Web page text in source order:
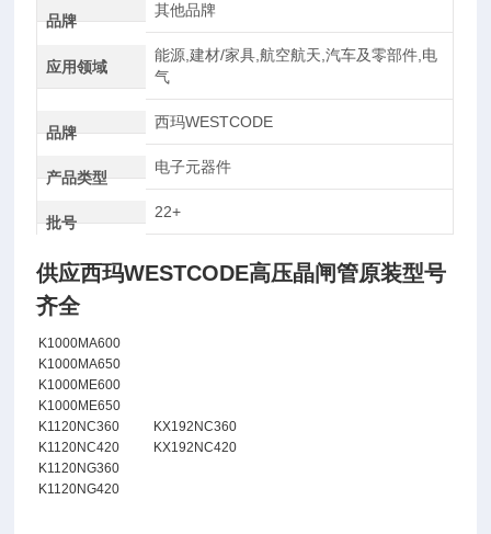
品牌
其他品牌
应用领域
能源,建材/家具,航空航天,汽车及零部件,电
气
品牌
西玛WESTCODE
产品类型
电子元器件
批号
22+
供应西玛WESTCODE高压晶闸管原装型号
齐全
K1000MA600
K1000MA650
K1000ME600
K1000ME650
K1120NC360
KX192NC360
K1120NC420
KX192NC420
K1120NG360
K1120NG420